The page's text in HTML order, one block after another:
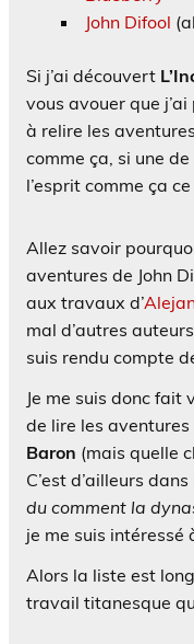
John Difool
Si j’ai découvert
vous avouer que
à relire les
comme ça, si une
l’esprit comme ça
Allez savoir
aventures de John
aux travaux d’
mal d’autres
suis rendu compte
Je me suis donc fait
de lire les aventures
Baron (mais quelle
C’est d’ailleurs
du comment la
je me suis intéressé
Alors la liste est
travail titanesque